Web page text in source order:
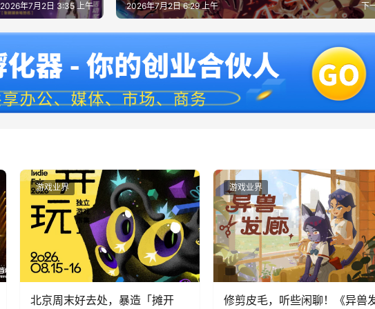
2026年7月2日 3:35 上午 下
2026年7月2日 6:29 上午
游戏业界
北京周末好去处，暴造「摊开
游戏业界
修剪皮毛，听些闲聊！《异兽